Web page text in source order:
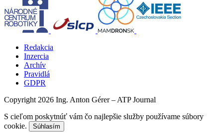
Redakcia
Inzercia
Archív
Pravidlá
GDPR
Copyright 2026 Ing. Anton Gérer – ATP Journal
S cieľom poskytnúť vám čo najlepšie služby používame súbory
cookie.
Súhlasím